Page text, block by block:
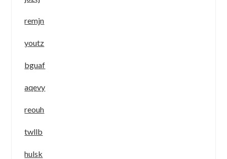
remjn
youtz
bguaf
aqevy
reouh
twllb
hulsk